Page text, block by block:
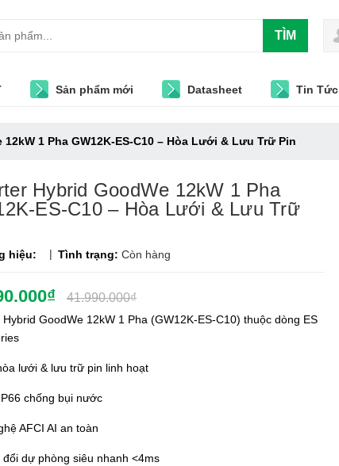
TÌM
Sản phẩm mới Datasheet Tin Tức
1 Pha GW12K-ES-C10 – Hòa Lưới & Lưu Trữ Pin
Hybrid GoodWe 12kW 1 Pha
ES-C10 – Hòa Lưới & Lưu Trữ
hiệu: | Tình trạng: Còn hàng
41.990.000₫
Hybrid GoodWe 12kW 1 Pha (GW12K-ES-C10) thuộc dòng ES
lưới & lưu trữ pin linh hoạt
chống bụi nước
AFCI AI an toàn
đổi dự phòng siêu nhanh <4ms